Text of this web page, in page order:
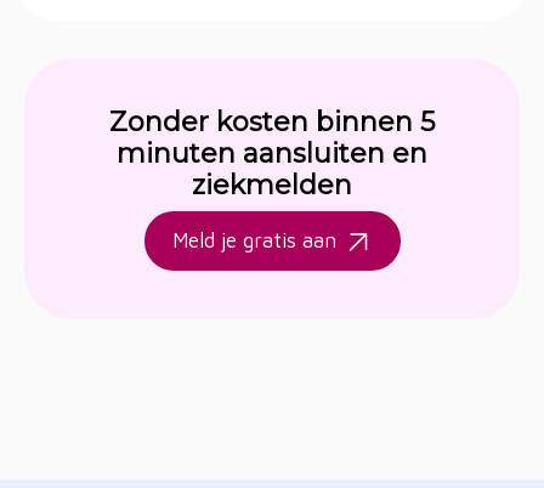
Zonder kosten binnen 5
minuten aansluiten en
ziekmelden
Meld je gratis aan